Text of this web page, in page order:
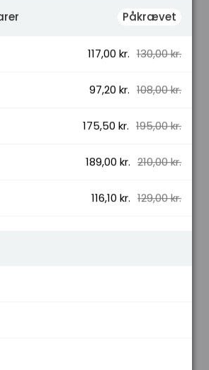
Rucola,
Kødstrimler,
og salat,
Påkrævet
117,00 kr. 130,00 kr.
97,20 kr. 108,00 kr.
175,50 kr. 195,00 kr.
189,00 kr. 210,00 kr.
116,10 kr. 129,00 kr.